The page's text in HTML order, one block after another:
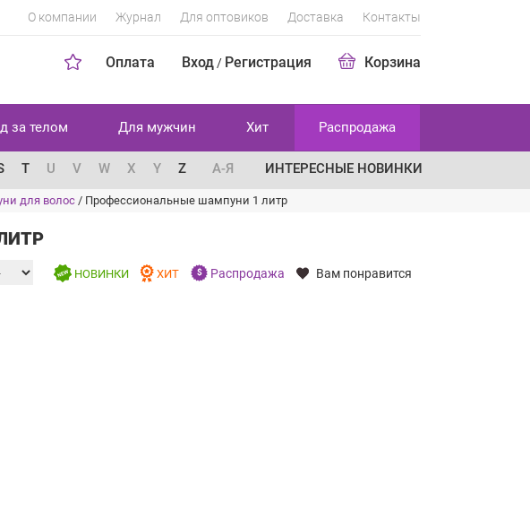
О компании Журнал Для оптовиков Доставка Контакты
Оплата Вход / Регистрация Корзина
за телом Для мужчин Хит Распродажа
T U V W X Y Z А-Я ИНТЕРЕСНЫЕ НОВИНКИ
для волос / Профессиональные шампуни 1 литр
НОВИНКИ ХИТ Распродажа Вам понравится